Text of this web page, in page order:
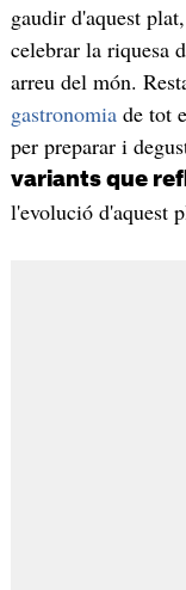
gaudir d'aquest
celebrar la riquesa
arreu del món.
gastronomiade tot
per preparar i
variants que
l'evolució d'aquest